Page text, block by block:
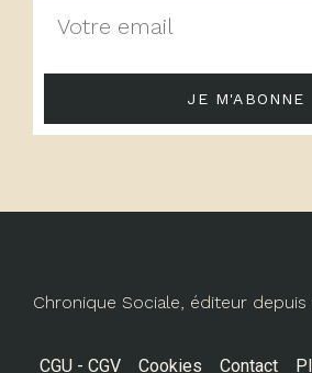
JE M'ABONNE
Chronique Sociale, éditeur depuis
CGU - CGV Cookies Contact